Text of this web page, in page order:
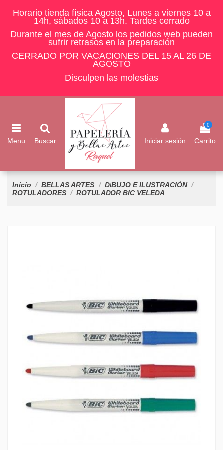
Horario tienda física Agosto, Lunes a viernes 10 a
14h, sábados 10 a 13h. Tardes cerrado
Durante el mes de Agosto los pedidos web pueden
sufrir retrasos en la preparación
CERRADO POR VACACIONES DEL 15 AL 26 DE
AGOSTO
Disculpen las molestias
Menu Buscar Iniciar sesión
0
Carrito
Inicio BELLAS ARTES
DIBUJO E ILUSTRACIÓN
ROTULADORES
ROTULADOR BIC VELEDA